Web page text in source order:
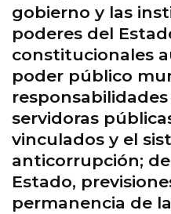
gobierno y las
poderes del
constitucionales
poder público
servidoras
vinculados y el
anticorrupción;
Estado,
permanencia de